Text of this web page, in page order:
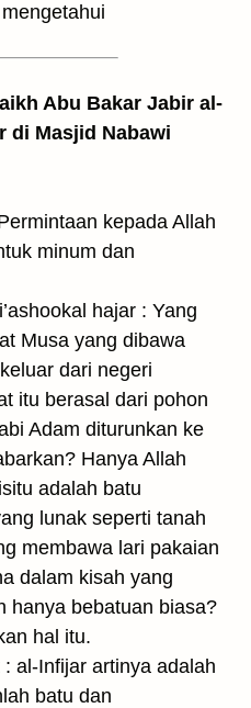
Abu Bakar Jabir al-
di Masjid Nabawi
minum dan
Musa yang dibawa
dari negeri
itu berasal dari pohon
Adam diturunkan ke
Hanya Allah
adalah batu
lunak seperti tanah
membawa lari pakaian
dalam kisah yang
hanya bebatuan biasa?
hal itu.
batu dan